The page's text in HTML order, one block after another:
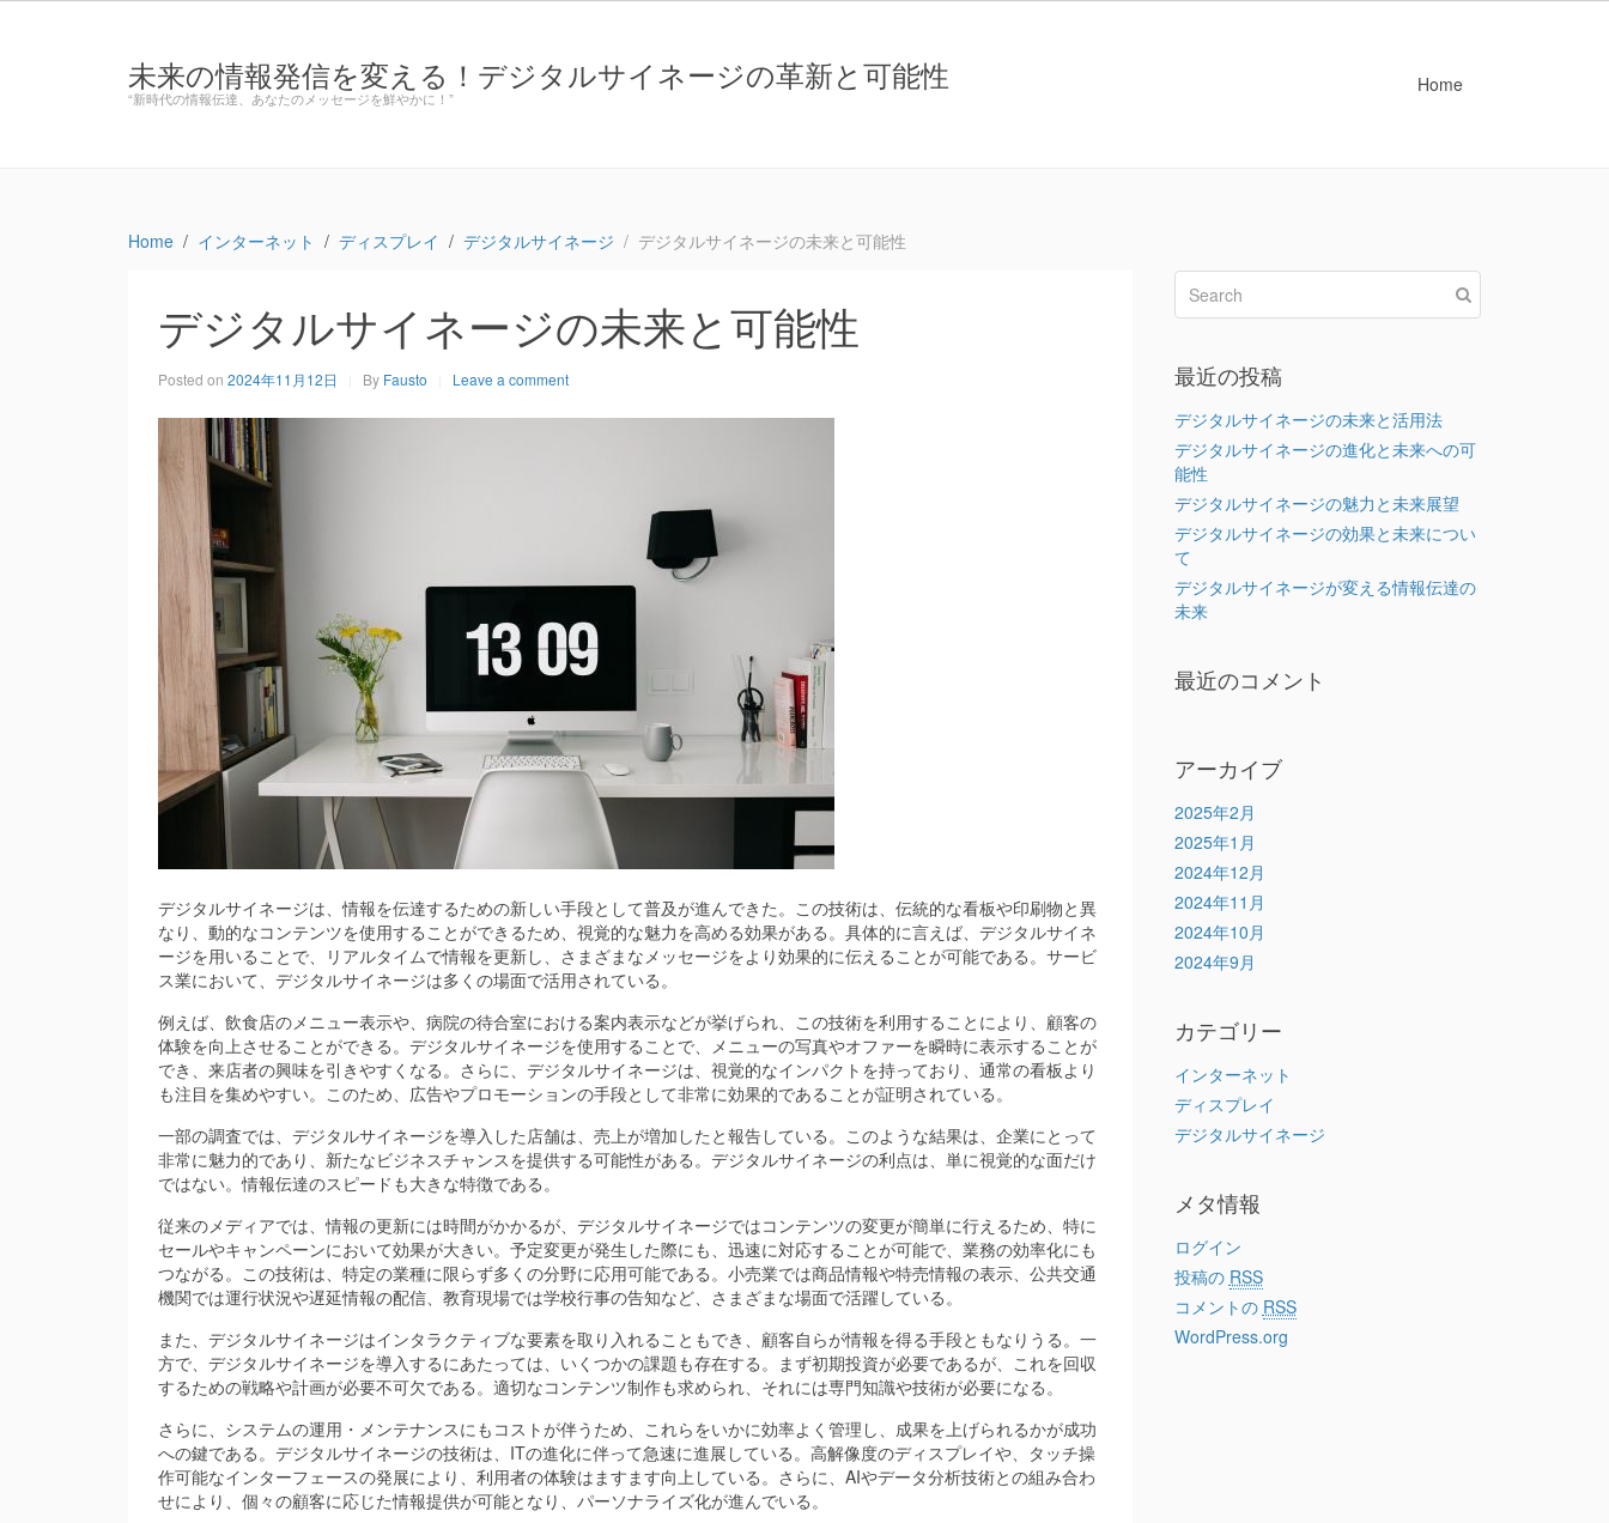
未来の情報発信を変える！デジタルサイネージの革新と可能性
“新時代の情報伝達、あなたのメッセージを鮮やかに！”
Home
Home インターネット ディスプレイ デジタルサイネージ デジタルサイネージの未来と可能性
デジタルサイネージの未来と可能性
Posted on 2024年11月12日 By Fausto Leave a comment
デジタルサイネージは、情報を伝達するための新しい手段として普及が進んできた。 この技術は、伝統的な看板や印刷物と異
なり、動的なコンテンツを使用することができるため、視覚的な魅力を高める効果がある。具体的に言えば、デジタルサイネ
ージを用いることで、リアルタイムで情報を更新し、さまざまなメッセージをより効果的に伝えることが可能である。サービ
ス業において、デジタルサイネージは多くの場面で活用されている。
例えば、飲食店のメニュー表示や、病院の待合室における案内表示などが挙げられ、この技術を利用することにより、顧客の
体験を向上させることができる。デジタルサイネージを使用することで、メニューの写真やオファーを瞬時に表示することが
でき、来店者の興味を引きやすくなる。さらに、デジタルサイネージは、視覚的なインパクトを持っており、通常の看板より
も注目を集めやすい。このため、広告やプロモーションの手段として非常に効果的であることが証明されている。
一部の調査では、デジタルサイネージを導入した店舗は、売上が増加したと報告している。このような結果は、企業にとって
非常に魅力的であり、新たなビジネスチャンスを提供する可能性がある。デジタルサイネージの利点は、単に視覚的な面だけ
ではない。情報伝達のスピードも大きな特徴である。
従来のメディアでは、情報の更新には時間がかかるが、デジタルサイネージではコンテンツの変更が簡単に行えるため、特に
セールやキャンペーンにおいて効果が大きい。予定変更が発生した際にも、迅速に対応することが可能で、業務の効率化にも
つながる。この技術は、特定の業種に限らず多くの分野に応用可能である。小売業では商品情報や特売情報の表示、公共交通
機関では運行状況や遅延情報の配信、教育現場では学校行事の告知など、さまざまな場面で活躍している。
また、デジタルサイネージはインタラクティブな要素を取り入れることもでき、顧客自らが情報を得る手段ともなりうる。一
方で、デジタルサイネージを導入するにあたっては、いくつかの課題も存在する。まず初期投資が必要であるが、これを回収
するための戦略や計画が必要不可欠である。適切なコンテンツ制作も求められ、それには専門知識や技術が必要になる。
さらに、システムの運用・メンテナンスにもコストが伴うため、これらをいかに効率よく管理し、成果を上げられるかが成功
への鍵である。デジタルサイネージの技術は、ITの進化に伴って急速に進展している。高解像度のディスプレイや、タッチ操
作可能なインターフェースの発展により、利用者の体験はますます向上している。さらに、AIやデータ分析技術との組み合わ
せにより、個々の顧客に応じた情報提供が可能となり、パーソナライズ化が進んでいる。
最近の投稿
デジタルサイネージの未来と活用法
デジタルサイネージの進化と未来への可
能性
デジタルサイネージの魅力と未来展望
デジタルサイネージの効果と未来につい
て
デジタルサイネージが変える情報伝達の
未来
最近のコメント
アーカイブ
2025年2月
2025年1月
2024年12月
2024年11月
2024年10月
2024年9月
カテゴリー
インターネット
ディスプレイ
デジタルサイネージ
メタ情報
ログイン
投稿の RSS
コメントの RSS
WordPress.org